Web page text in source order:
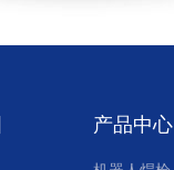
产品中心